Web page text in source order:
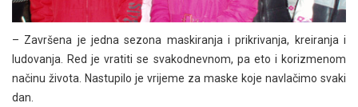
– Završena je jedna sezona maskiranja i prikrivanja, kreiranja i
ludovanja. Red je vratiti se svakodnevnom, pa eto i korizmenom
načinu života. Nastupilo je vrijeme za maske koje navlačimo svaki
dan.